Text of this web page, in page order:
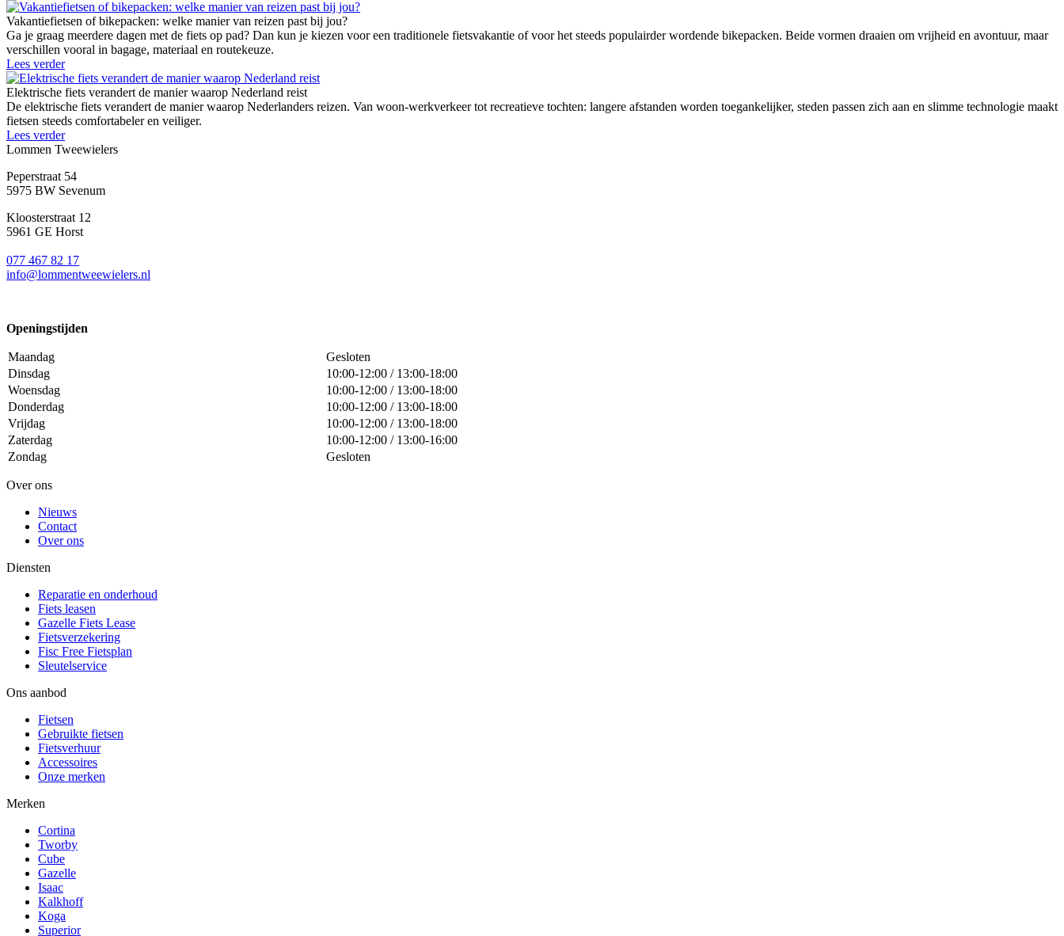
Vakantiefietsen of bikepacken: welke manier van reizen past bij jou?
Ga je graag meerdere dagen met de fiets op pad? Dan kun je kiezen voor een traditionele fietsvakantie of voor het steeds populairder wordende bikepacken. Beide vormen draaien om vrijheid en avontuur, maar
verschillen vooral in bagage, materiaal en routekeuze.
Lees verder
Elektrische fiets verandert de manier waarop Nederland reist
De elektrische fiets verandert de manier waarop Nederlanders reizen. Van woon-werkverkeer tot recreatieve tochten: langere afstanden worden toegankelijker, steden passen zich aan en slimme technologie maakt
fietsen steeds comfortabeler en veiliger.
Lees verder
Lommen Tweewielers
Peperstraat 54
5975 BW Sevenum
Kloosterstraat 12
5961 GE Horst
077 467 82 17
info@lommentweewielers.nl
Openingstijden
Maandag
Gesloten
Dinsdag
10:00-12:00 / 13:00-18:00
Woensdag
10:00-12:00 / 13:00-18:00
Donderdag
10:00-12:00 / 13:00-18:00
Vrijdag
10:00-12:00 / 13:00-18:00
Zaterdag
10:00-12:00 / 13:00-16:00
Zondag
Gesloten
Over ons
Nieuws
Contact
Over ons
Diensten
Reparatie en onderhoud
Fiets leasen
Gazelle Fiets Lease
Fietsverzekering
Fisc Free Fietsplan
Sleutelservice
Ons aanbod
Fietsen
Gebruikte fietsen
Fietsverhuur
Accessoires
Onze merken
Merken
Cortina
Tworby
Cube
Gazelle
Isaac
Kalkhoff
Koga
Superior